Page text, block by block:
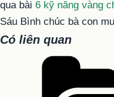
qua bài 6 kỹ năng vàng
Sáu Bình chúc bà con
Có liên quan